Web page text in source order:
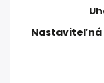
Nastaviteľná